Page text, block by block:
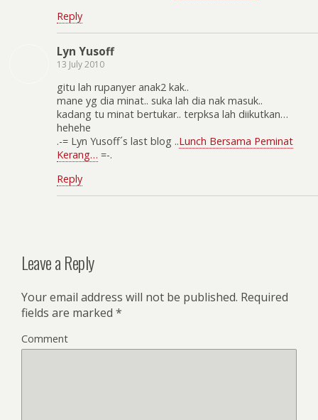
Reply
Lyn Yusoff
13 July 2010
gitu lah rupanyer anak2 kak..
mane yg dia minat.. suka lah dia nak masuk..
kadang tu minat bertukar.. terpksa lah diikutkan…
hehehe
.-= Lyn Yusoff´s last blog ..Lunch Bersama Peminat
Kerang… =-.
Reply
Leave a Reply
Your email address will not be published. Required
fields are marked *
Comment